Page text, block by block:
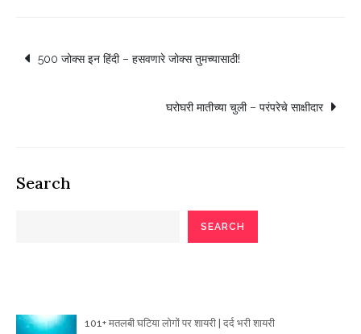
Post
navigation
500 जोक्स इन हिंदी – हसवणारे जोक्स तुमच्यासाठी!
घरोघरी मातीच्या चुली – परंपरेचे साक्षीदार
Search
SEARCH
101+ मतलबी घटिया लोगों पर शायरी | दर्द भरी शायरी